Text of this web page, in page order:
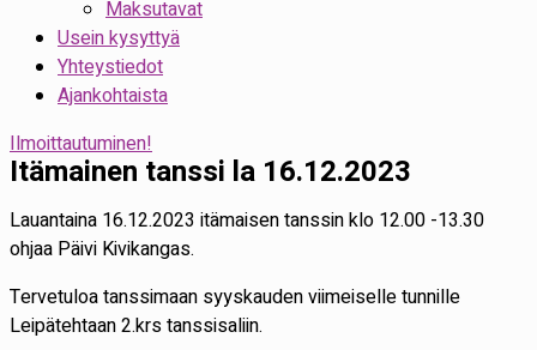
Maksutavat
Usein kysyttyä
Yhteystiedot
Ajankohtaista
Ilmoittautuminen!
Itämainen tanssi la 16.12.2023
Lauantaina 16.12.2023 itämaisen tanssin klo 12.00 -13.30
ohjaa Päivi Kivikangas.
Tervetuloa tanssimaan syyskauden viimeiselle tunnille
Leipätehtaan 2.krs tanssisaliin.